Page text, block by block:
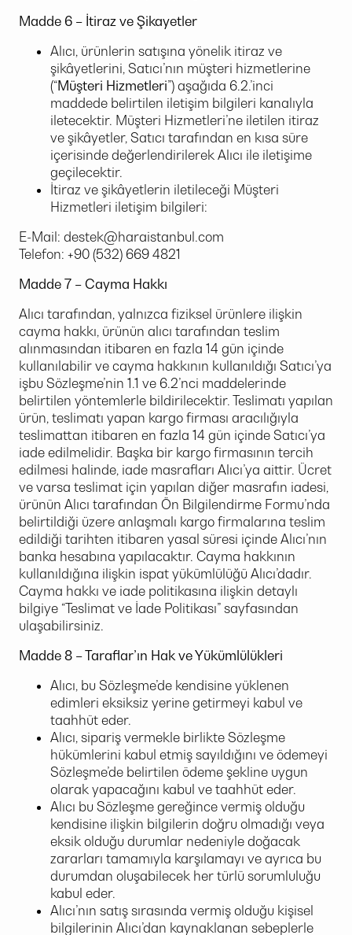
Madde 6 – İtiraz ve Şikayetler
Alıcı, ürünlerin satışına yönelik itiraz ve
şikâyetlerini, Satıcı’nın müşteri hizmetlerine
(“Müşteri Hizmetleri”) aşağıda 6.2.’inci
maddede belirtilen iletişim bilgileri kanalıyla
iletecektir. Müşteri Hizmetleri’ne iletilen itiraz
ve şikâyetler, Satıcı tarafından en kısa süre
içerisinde değerlendirilerek Alıcı ile iletişime
geçilecektir.
İtiraz ve şikâyetlerin iletileceği Müşteri
Hizmetleri iletişim bilgileri:
E-Mail: destek@haraistanbul.com
Telefon: +90 (532) 669 4821
Madde 7 – Cayma Hakkı
Alıcı tarafından, yalnızca fiziksel ürünlere ilişkin
cayma hakkı, ürünün alıcı tarafından teslim
alınmasından itibaren en fazla 14 gün içinde
kullanılabilir ve cayma hakkının kullanıldığı Satıcı’ya
işbu Sözleşme’nin 1.1 ve 6.2’nci maddelerinde
belirtilen yöntemlerle bildirilecektir. Teslimatı yapılan
ürün, teslimatı yapan kargo firması aracılığıyla
teslimattan itibaren en fazla 14 gün içinde Satıcı’ya
iade edilmelidir. Başka bir kargo firmasının tercih
edilmesi halinde, iade masrafları Alıcı’ya aittir. Ücret
ve varsa teslimat için yapılan diğer masrafın iadesi,
ürünün Alıcı tarafından Ön Bilgilendirme Formu’nda
belirtildiği üzere anlaşmalı kargo firmalarına teslim
edildiği tarihten itibaren yasal süresi içinde Alıcı’nın
banka hesabına yapılacaktır. Cayma hakkının
kullanıldığına ilişkin ispat yükümlülüğü Alıcı’dadır.
Cayma hakkı ve iade politikasına ilişkin detaylı
bilgiye “Teslimat ve İade Politikası” sayfasından
ulaşabilirsiniz.
Madde 8 – Taraflar’ın Hak ve Yükümlülükleri
Alıcı, bu Sözleşme’de kendisine yüklenen
edimleri eksiksiz yerine getirmeyi kabul ve
taahhüt eder.
Alıcı, sipariş vermekle birlikte Sözleşme
hükümlerini kabul etmiş sayıldığını ve ödemeyi
Sözleşme’de belirtilen ödeme şekline uygun
olarak yapacağını kabul ve taahhüt eder.
Alıcı bu Sözleşme gereğince vermiş olduğu
kendisine ilişkin bilgilerin doğru olmadığı veya
eksik olduğu durumlar nedeniyle doğacak
zararları tamamıyla karşılamayı ve ayrıca bu
durumdan oluşabilecek her türlü sorumluluğu
kabul eder.
Alıcı’nın satış sırasında vermiş olduğu kişisel
bilgilerinin Alıcı’dan kaynaklanan sebeplerle